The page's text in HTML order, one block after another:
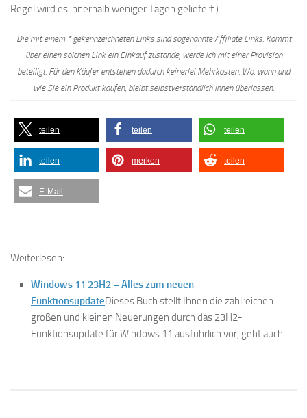
Regel wird es innerhalb weniger Tagen geliefert.)
Die mit einem * gekennzeichneten Links sind sogenannte Affiliate Links. Kommt
über einen solchen Link ein Einkauf zustande, werde ich mit einer Provision
beteiligt. Für den Käufer entstehen dadurch keinerlei Mehrkosten. Wo, wann und
wie Sie ein Produkt kaufen, bleibt selbstverständlich Ihnen überlassen.
teilen teilen teilen
teilen merken teilen
E-Mail
Weiterlesen:
Windows 11 23H2 – Alles zum neuen
FunktionsupdateDieses Buch stellt Ihnen die zahlreichen
großen und kleinen Neuerungen durch das 23H2-
Funktionsupdate für Windows 11 ausführlich vor, geht auch...